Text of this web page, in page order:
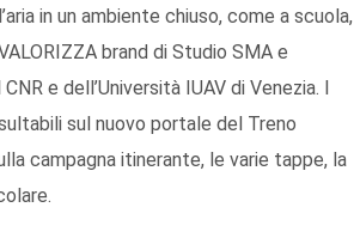
in un ambiente chiuso, come a scuola,
brand di Studio SMA e
e dell’Università IUAV di Venezia. I
sul nuovo portale del Treno
campagna itinerante, le varie tappe, la